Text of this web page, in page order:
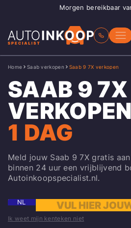
Morgen bereikbaar
Home Saab verkopen Saab 9 7X verkopen
SAAB 9 7X
VERKOPEN
1 DAG
Meld jouw Saab 9 7X gratis
binnen 24 uur een vrijblijvend
Autoinkoopspecialist.nl.
NL
Ik weet mijn kenteken niet